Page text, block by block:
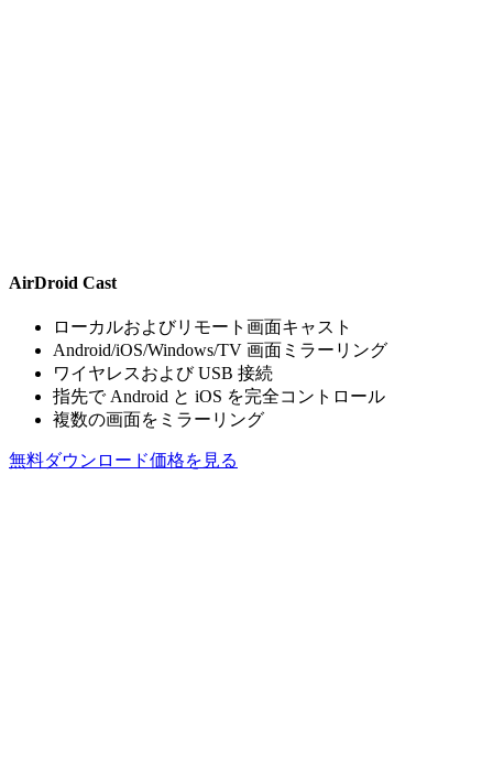
AirDroid Cast
ローカルおよびリモート画面キャスト
Android/iOS/Windows/TV 画面ミラーリング
ワイヤレスおよび USB 接続
指先で Android と iOS を完全コントロール
複数の画面をミラーリング
無料ダウンロード価格を見る